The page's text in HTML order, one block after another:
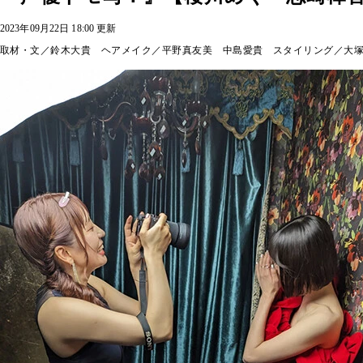
2023年09月22日 18:00 更新
取材・文／鈴木大貴 ヘアメイク／平野真友美 中島愛貴 スタイリング／大